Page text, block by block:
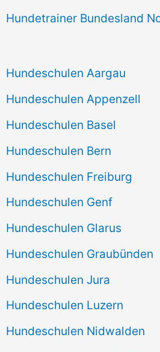
Hundetrainer Bundesland
Hundeschulen Aargau
Hundeschulen Appenzell
Hundeschulen Basel
Hundeschulen Bern
Hundeschulen Freiburg
Hundeschulen Genf
Hundeschulen Glarus
Hundeschulen Graubünden
Hundeschulen Jura
Hundeschulen Luzern
Hundeschulen Nidwalden